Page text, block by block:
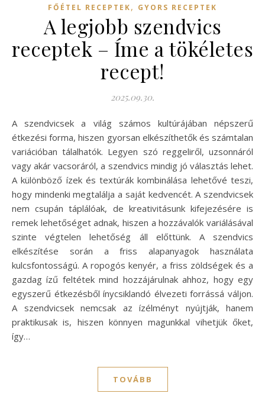
FŐÉTEL RECEPTEK, GYORS RECEPTEK
A legjobb szendvics
receptek – Íme a tökéletes
recept!
2025.09.30.
A szendvicsek a világ számos kultúrájában népszerű
étkezési forma, hiszen gyorsan elkészíthetők és számtalan
variációban tálalhatók. Legyen szó reggeliről, uzsonnáról
vagy akár vacsoráról, a szendvics mindig jó választás lehet.
A különböző ízek és textúrák kombinálása lehetővé teszi,
hogy mindenki megtalálja a saját kedvencét. A szendvicsek
nem csupán táplálóak, de kreativitásunk kifejezésére is
remek lehetőséget adnak, hiszen a hozzávalók variálásával
szinte végtelen lehetőség áll előttünk. A szendvics
elkészítése során a friss alapanyagok használata
kulcsfontosságú. A ropogós kenyér, a friss zöldségek és a
gazdag ízű feltétek mind hozzájárulnak ahhoz, hogy egy
egyszerű étkezésből ínycsiklandó élvezeti forrássá váljon.
A szendvicsek nemcsak az ízélményt nyújtják, hanem
praktikusak is, hiszen könnyen magunkkal vihetjük őket,
így…
TOVÁBB